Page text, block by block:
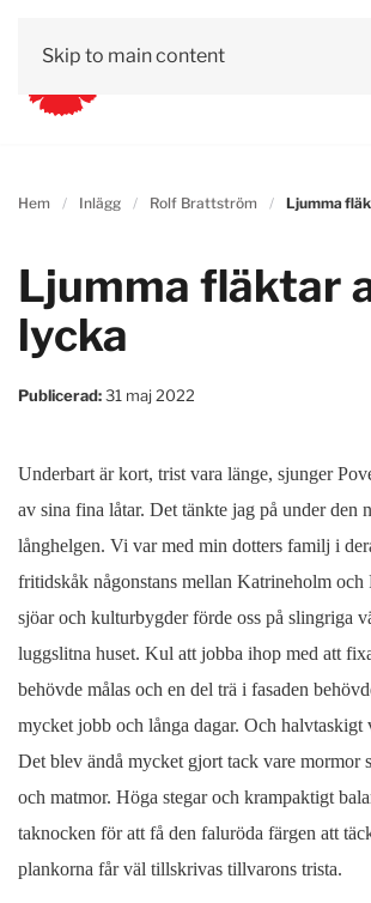
Skip to main content
Hem Inlägg Rolf Brattström Ljumma
Ljumma fläktar
lycka
Publicerad:31 maj 2022
Underbart är kort, trist vara länge, sjunger
av sina fina låtar. Det tänkte jag på under den
långhelgen. Vi var med min dotters familj i
fritidskåk någonstans mellan Katrineholm och
sjöar och kulturbygder förde oss på slingriga
luggslitna huset. Kul att jobba ihop med att
behövde målas och en del trä i fasaden
mycket jobb och långa dagar. Och halvtaskigt
Det blev ändå mycket gjort tack vare mormor
och matmor. Höga stegar och krampaktigt
taknocken för att få den faluröda färgen att
plankorna får väl tillskrivas tillvarons trista.